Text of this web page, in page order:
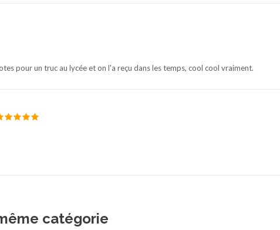
pour un truc au lycée et on l'a reçu dans les temps, cool cool vraiment.
catégorie